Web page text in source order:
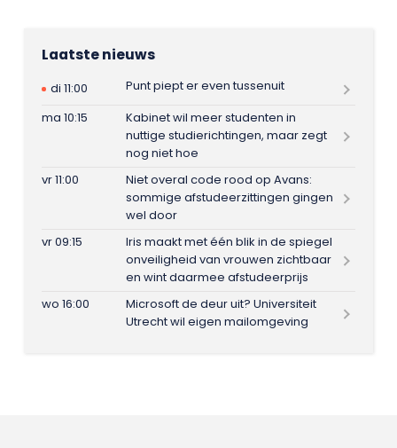
Laatste nieuws
di 11:00
Punt piept er even tussenuit
ma 10:15
Kabinet wil meer studenten in
nuttige studierichtingen, maar zegt
nog niet hoe
vr 11:00
Niet overal code rood op Avans:
sommige afstudeerzittingen gingen
wel door
vr 09:15
Iris maakt met één blik in de spiegel
onveiligheid van vrouwen zichtbaar
en wint daarmee afstudeerprijs
wo 16:00
Microsoft de deur uit? Universiteit
Utrecht wil eigen mailomgeving